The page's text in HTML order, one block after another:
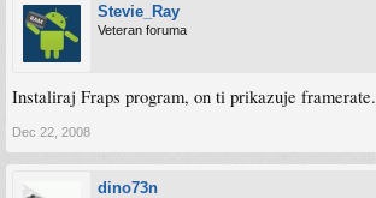
Stevie_Ray
Veteran foruma
Instaliraj Fraps program, on ti prikazuje framerate.
Dec 22, 2008
dino73n